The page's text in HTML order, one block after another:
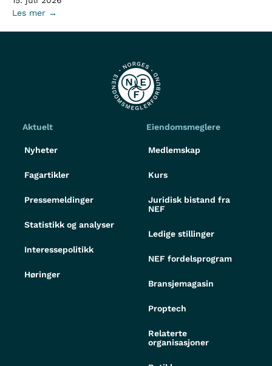
Les mer →
Aktuelt
Nyheter
Fagartikler
Pressemeldinger
Statistikk og analyser
Interessepolitikk
Høringer
Eiendomsmeglere
Medlemskap
Kurs
Juridisk bistand fra
NEF
Ledige stillinger
NEF fordelsprogram
Bransjemagasin
Proptech
Relaterte
organisasjoner